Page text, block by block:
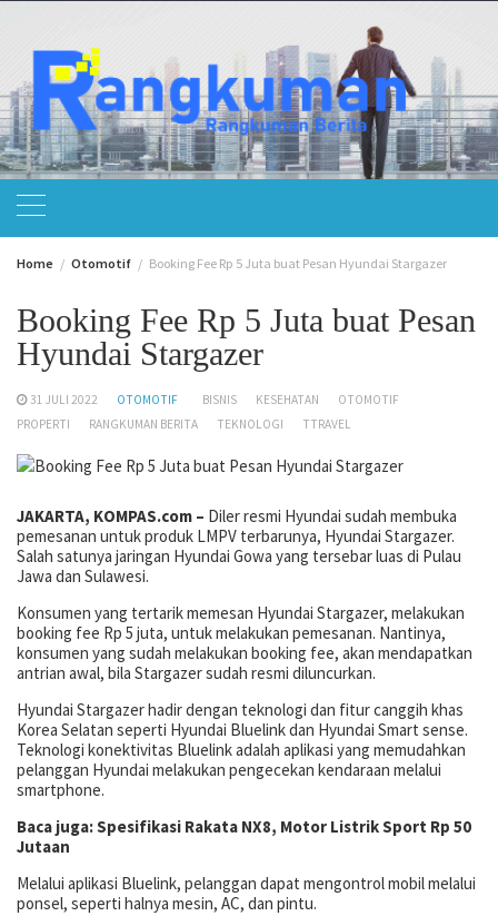
content
Home Otomotif Booking Fee Rp 5 Juta buat Pesan Hyundai Stargazer
Booking Fee Rp 5 Juta buat Pesan
Hyundai Stargazer
31 JULI 2022 OTOMOTIF BISNIS KESEHATAN
OTOMOTIF
PROPERTI
RANGKUMAN BERITA TEKNOLOGI TTRAVEL
JAKARTA, KOMPAS.com – Diler resmi Hyundai sudah membuka
pemesanan untuk produk LMPV terbarunya, Hyundai Stargazer.
Salah satunya jaringan Hyundai Gowa yang tersebar luas di Pulau
Jawa dan Sulawesi.
Konsumen yang tertarik memesan Hyundai Stargazer, melakukan
booking fee Rp 5 juta, untuk melakukan pemesanan. Nantinya,
konsumen yang sudah melakukan booking fee, akan mendapatkan
antrian awal, bila Stargazer sudah resmi diluncurkan.
Hyundai Stargazer hadir dengan teknologi dan fitur canggih khas
Korea Selatan seperti Hyundai Bluelink dan Hyundai Smart sense.
Teknologi konektivitas Bluelink adalah aplikasi yang memudahkan
pelanggan Hyundai melakukan pengecekan kendaraan melalui
smartphone.
Baca juga: Spesifikasi Rakata NX8, Motor Listrik Sport Rp 50
Jutaan
Melalui aplikasi Bluelink, pelanggan dapat mengontrol mobil melalui
ponsel, seperti halnya mesin, AC, dan pintu.